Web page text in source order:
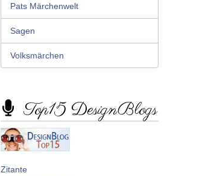
Pats Märchenwelt
Sagen
Volksmärchen
Top15 DesignBlogs
Zitante